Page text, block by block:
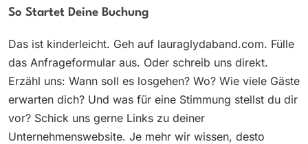
So Startet Deine Buchung
Das ist kinderleicht. Geh auf lauraglydaband.com. Fülle
das Anfrageformular aus. Oder schreib uns direkt.
Erzähl uns: Wann soll es losgehen? Wo? Wie viele Gäste
erwarten dich? Und was für eine Stimmung stellst du dir
vor? Schick uns gerne Links zu deiner
Unternehmenswebsite. Je mehr wir wissen, desto